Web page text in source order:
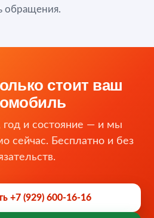
обращения.
стоит ваш
год и состояние — и мы
сейчас. Бесплатно и без
+7 (929) 600-16-16